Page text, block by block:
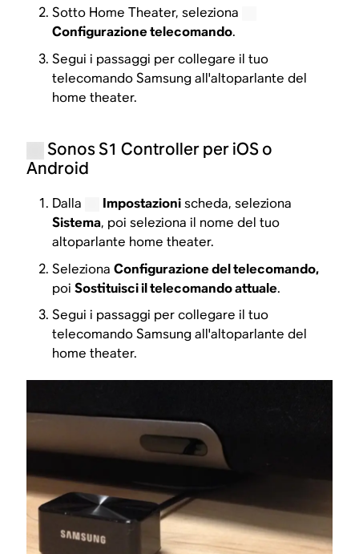
Sotto Home Theater, seleziona
Configurazione telecomando.
Segui i passaggi per collegare il tuo
telecomando Samsung all'altoparlante del
home theater.
Sonos S1 Controller per iOS o
Android
Dalla Impostazionischeda, seleziona
Sistema, poi seleziona il nome del tuo
altoparlante home theater.
SelezionaConfigurazione del telecomando,
poiSostituisci il telecomando attuale.
Segui i passaggi per collegare il tuo
telecomando Samsung all'altoparlante del
home theater.